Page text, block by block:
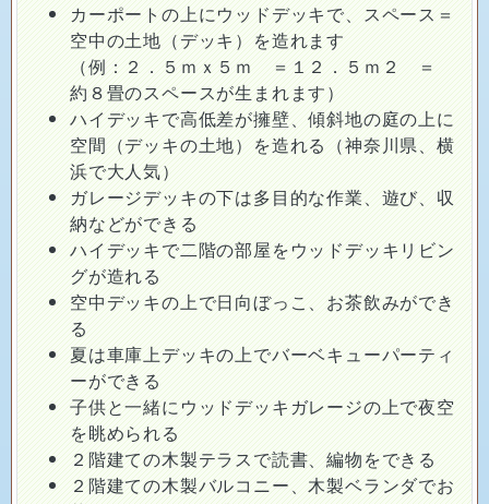
カーポートの上にウッドデッキで、スペース＝
空中の土地（デッキ）を造れます
（例：２．５ｍｘ５ｍ ＝１２．５ｍ２ ＝
約８畳のスペースが生まれます）
ハイデッキで高低差が擁壁、傾斜地の庭の上に
空間（デッキの土地）を造れる（神奈川県、横
浜で大人気）
ガレージデッキの下は多目的な作業、遊び、収
納などができる
ハイデッキで二階の部屋をウッドデッキリビン
グが造れる
空中デッキの上で日向ぼっこ、お茶飲みができ
る
夏は車庫上デッキの上でバーベキューパーティ
ーができる
子供と一緒にウッドデッキガレージの上で夜空
を眺められる
２階建ての木製テラスで読書、編物をできる
２階建ての木製バルコニー、木製ベランダでお